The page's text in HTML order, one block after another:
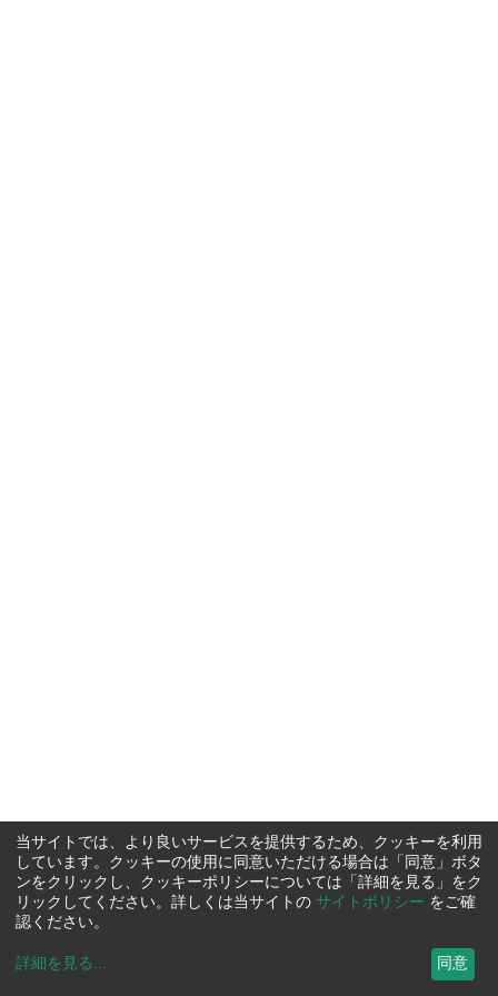
当サイトでは、より良いサービスを提供するため、クッキーを利用
しています。クッキーの使用に同意いただける場合は「同意」ボタ
ンをクリックし、クッキーポリシーについては「詳細を見る」をク
リックしてください。詳しくは当サイトの サイトポリシー をご確
認ください。
詳細を見る ... 同意